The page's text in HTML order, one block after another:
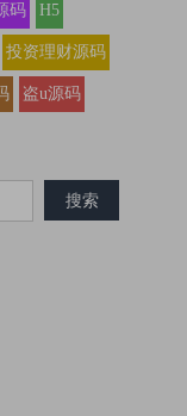
码 H5
投资理财源码
盗u源码